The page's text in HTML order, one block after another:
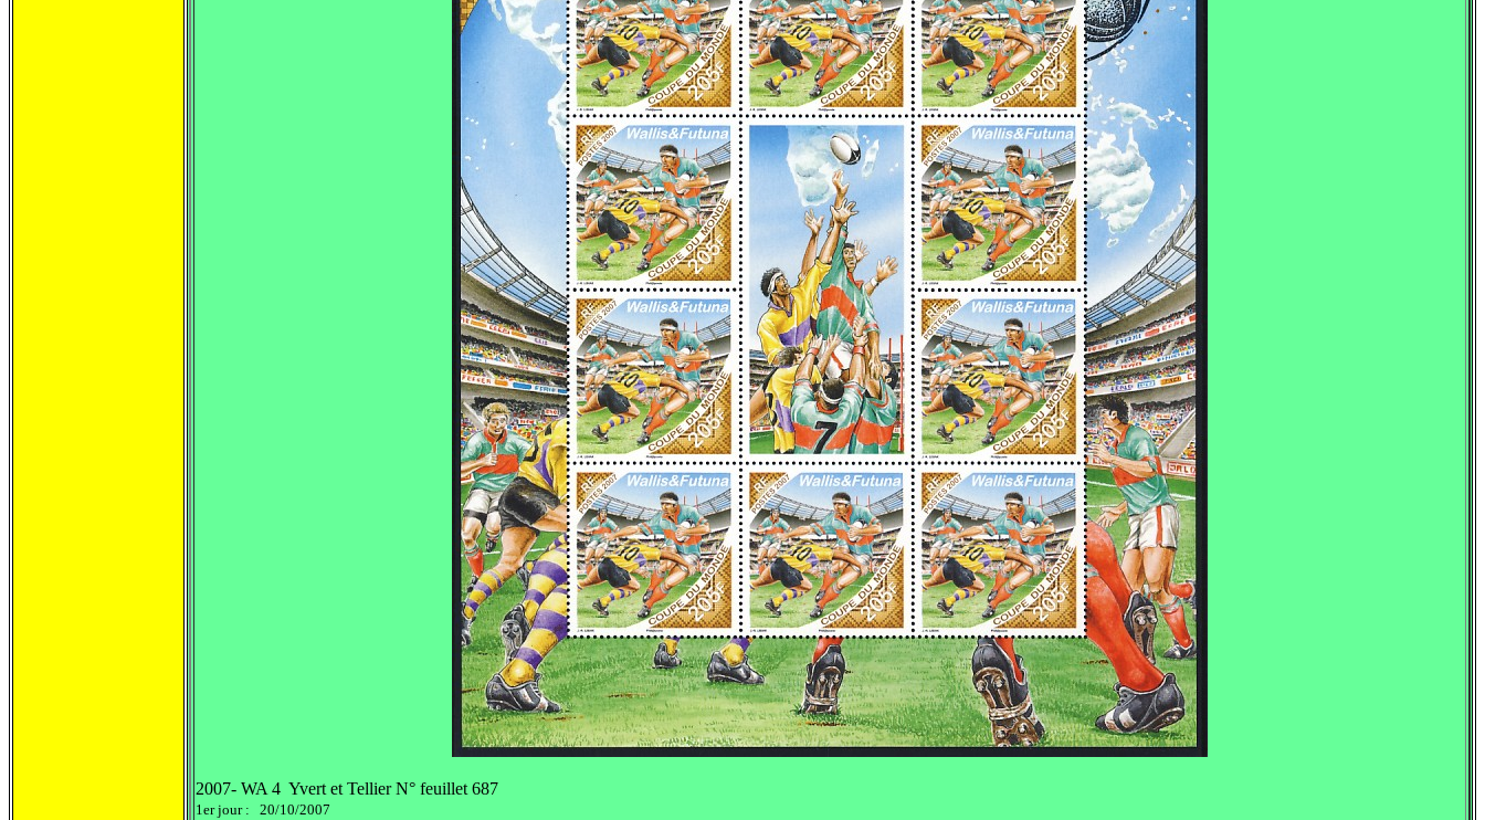
2007- WA 4 Yvert et Tellier N° feuillet 687
1er jour : 20/10/2007